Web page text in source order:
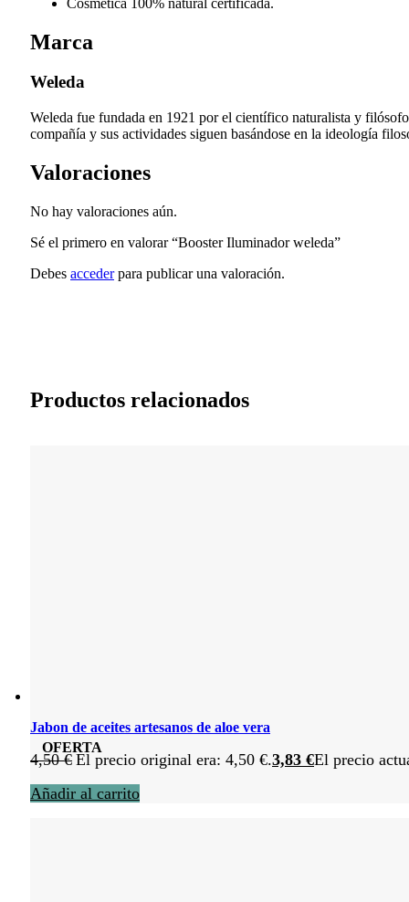
Marca
Weleda
Weleda fue fundada en 1921 por el científico naturalista y
compañía y sus actividades siguen basándose en la ideología
Valoraciones
No hay valoraciones aún.
Sé el primero en valorar “Booster Iluminador weleda”
Debes accederpara publicar una valoración.
Productos relacionados
OFERTA
Jabon de aceites artesanos de aloe vera
4,50€ El precio original era: 4,50 €.3,83 €El precio
Añadir al carrito